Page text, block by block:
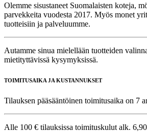
Olemme sisustaneet Suomalaisten koteja,
parvekkeita vuodesta 2017. Myös monet
tuotteisiin ja palveluumme.
Autamme sinua mielellään tuotteiden
mietityttävissä kysymyksissä.
TOIMITUSAIKA JA KUSTANNUKSET
Tilauksen pääsääntöinen toimitusaika on 7
Alle 100 € tilauksissa toimituskulut alk. 6,90